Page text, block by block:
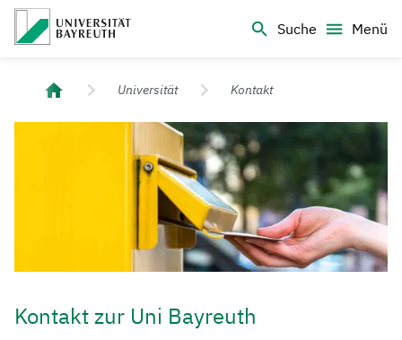
Suche
Menü
Universität Bayreuth – Deine Top-Campus-Uni
Universität Kontakt
Kontakt zur Uni Bayreuth